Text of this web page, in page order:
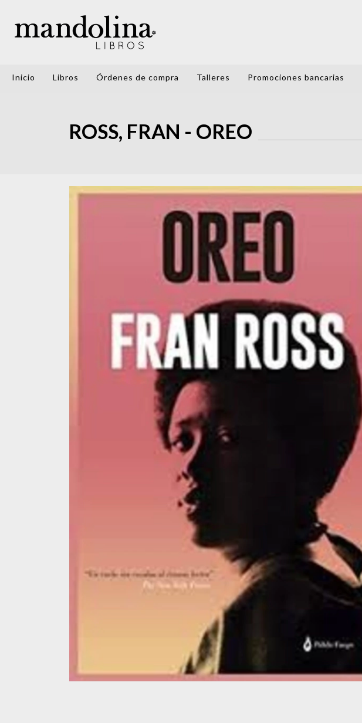
Inicio Libros Órdenes de compra Talleres Promociones bancarias
ROSS, FRAN - OREO